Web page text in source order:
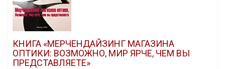
КНИГА «МЕРЧЕНДАЙЗИНГ МАГАЗИНА
ОПТИКИ: ВОЗМОЖНО, МИР ЯРЧЕ, ЧЕМ ВЫ
ПРЕДСТАВЛЯЕТЕ»